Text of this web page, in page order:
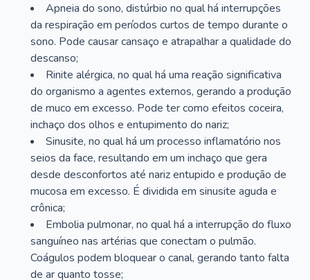
Apneia do sono, distúrbio no qual há interrupções
da respiração em períodos curtos de tempo durante o
sono. Pode causar cansaço e atrapalhar a qualidade do
descanso;
Rinite alérgica, no qual há uma reação significativa
do organismo a agentes externos, gerando a produção
de muco em excesso. Pode ter como efeitos coceira,
inchaço dos olhos e entupimento do nariz;
Sinusite, no qual há um processo inflamatório nos
seios da face, resultando em um inchaço que gera
desde desconfortos até nariz entupido e produção de
mucosa em excesso. É dividida em sinusite aguda e
crônica;
Embolia pulmonar, no qual há a interrupção do fluxo
sanguíneo nas artérias que conectam o pulmão.
Coágulos podem bloquear o canal, gerando tanto falta
de ar quanto tosse;